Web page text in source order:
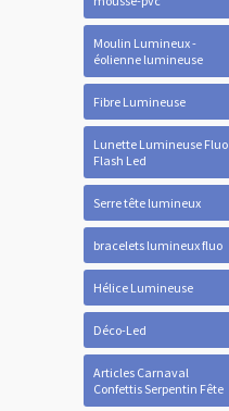
Moulin Lumineux -
éolienne lumineuse
Fibre Lumineuse
Lunette Lumineuse Fluo
Flash Led
Serre tête lumineux
bracelets lumineux fluo
Hélice Lumineuse
Déco-Led
Articles Carnaval
Confettis Serpentin Fête